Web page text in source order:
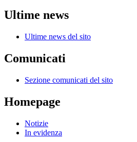
Ultime news
Ultime news del sito
Comunicati
Sezione comunicati del sito
Homepage
Notizie
In evidenza